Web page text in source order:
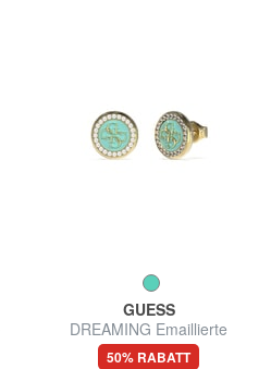
GUESS
DREAMING Emaillierte
Ohrstecker mit Logo
50% RABATT